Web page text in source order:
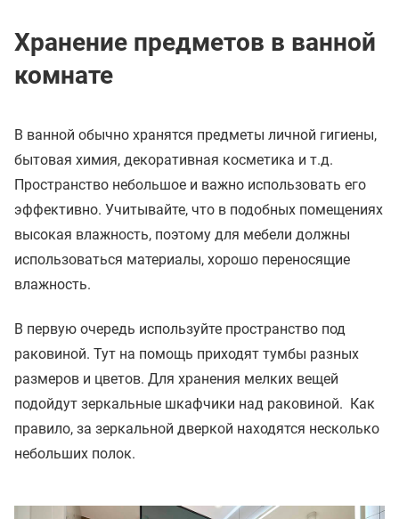
Хранение предметов в ванной
комнате
В ванной обычно хранятся предметы личной гигиены,
бытовая химия, декоративная косметика и т.д.
Пространство небольшое и важно использовать его
эффективно. Учитывайте, что в подобных помещениях
высокая влажность, поэтому для мебели должны
использоваться материалы, хорошо переносящие
влажность.
В первую очередь используйте пространство под
раковиной. Тут на помощь приходят тумбы разных
размеров и цветов. Для хранения мелких вещей
подойдут зеркальные шкафчики над раковиной. Как
правило, за зеркальной дверкой находятся несколько
небольших полок.